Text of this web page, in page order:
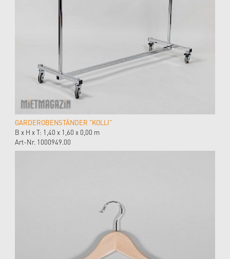
GARDEROBENSTÄNDER "KOLLI"
B x H x T: 1,40 x 1,60 x 0,00 m
Art-Nr. 1000949.00